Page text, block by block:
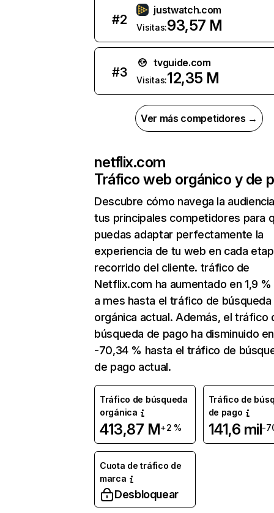
#2
justwatch.com
Visitas:93,57 M
#3
tvguide.com
Visitas:12,35 M
Ver más competidores →
netflix.com
Tráfico web orgánico y de
Descubre cómo navega la
tus principales competidores para
puedas adaptar perfectamente la
experiencia de tu web en cada
recorrido del cliente. tráfico de
Netflix.com ha aumentado en 1,9
a mes hasta el tráfico de búsqueda
orgánica actual. Además, el tráfico
búsqueda de pago ha disminuido en
-70,34 % hasta el tráfico de
de pago actual.
Tráfico de búsqueda
orgánica
413,87 M+2 %
Tráfico de
de pago
141,6 mil-
Cuota de tráfico de
marca
Desbloquear